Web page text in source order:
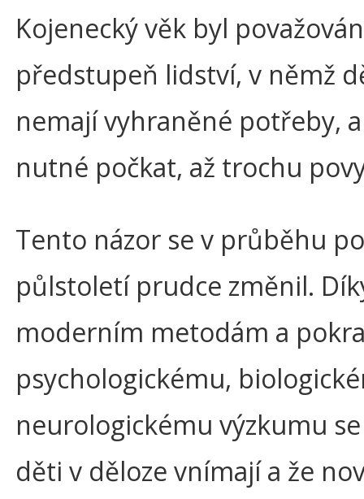
Kojenecký věk byl
předstupeň lidství, v němž
nemají vyhraněné potřeby,
nutné počkat, až trochu
Tento názor se v průběhu
půlstoletí prudce změnil.
moderním metodám a
psychologickému,
neurologickému výzkumu
děti v děloze vnímají a že